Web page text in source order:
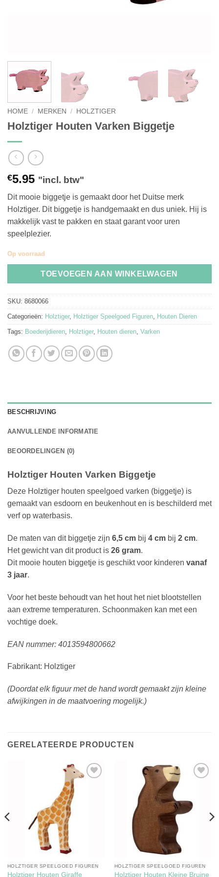
HOME / MERKEN / HOLZTIGER
Holztiger Houten Varken Biggetje
€5.95 "incl. btw"
Dit mooie biggetje is gemaakt door het Duitse merk
Holztiger. Dit biggetje is handgemaakt en dus uniek. Hij is
makkelijk vast te pakken en staat garant voor uren
speelplezier.
Op voorraad
TOEVOEGEN AAN WINKELWAGEN
SKU: 8680066
Categorieën: Holztiger, Holztiger Speelgoed Figuren Houten Dieren
Tags: Boederijdieren Holztiger, Houten dieren Varken
BESCHRIJVING
AANVULLENDE INFORMATIE
BEOORDELINGEN (0)
Holztiger Houten Varken Biggetje
Deze Holztiger houten speelgoed varken (biggetje) is
gemaakt van esdoorn en beukenhout en is beschilderd met
verf op waterbasis.
De maten van dit biggetje zijn 6,5 cm bij 4 cm bij 2 cm.
Het gewicht van dit product is 26 gram.
Dit mooie houten biggetje is geschikt voor kinderen vanaf
3 jaar.
Voor het beste behoudt van het hout het niet blootstellen
aan extreme temperaturen. Schoonmaken kan met een
vochtige doek.
EAN nummer: 4013594800662
Fabrikant: Holztiger
(Doordat elk figuur met de hand wordt gemaakt zijn kleine
afwijkingen in de maatvoering mogelijk.)
GERELATEERDE PRODUCTEN
Toevoegen
verlanglijst
HOLZTIGER SPEELGOED FIGUREN
Holztiger Houten Giraffe
Toevoegen
verlanglijst
HOLZTIGER SPEELGOED FIGUREN
Holztiger Houten Kleine Bruine